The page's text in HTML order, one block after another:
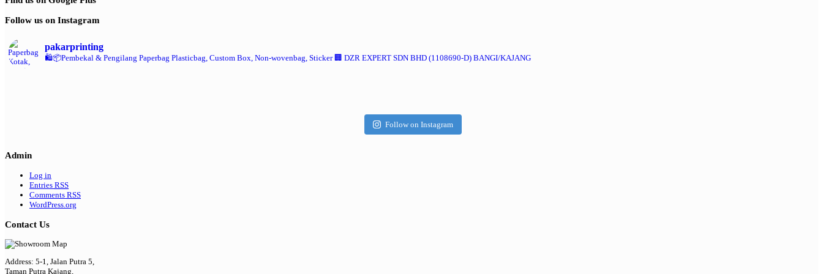
Follow us on Instagram
pakarprinting
🛍️📦Pembekal & Pengilang Paperbag Plasticbag, Custom Box, Non-wovenbag, Sticker🏢 DZR EXPERT SDN BHD (1108690-D) BANGI/KAJANG
Follow on Instagram
Admin
Log in
Entries RSS
Comments RSS
WordPress.org
Contact Us
Address: 5-1, Jalan Putra 5,
Taman Putra Kajang,